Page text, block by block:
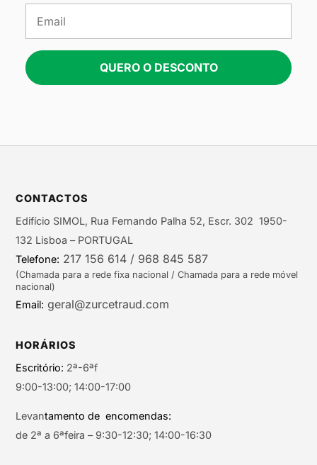
QUERO O DESCONTO
CONTACTOS
Edifício SIMOL, Rua Fernando Palha 52, Escr. 302 1950-
132 Lisboa – PORTUGAL
Telefone: 217 156 614 / 968 845 587
(Chamada para a rede fixa nacional / Chamada para a rede móvel
nacional)
Email: geral@zurcetraud.com
HORÁRIOS
Escritório: 2ª-6ªf
9:00-13:00; 14:00-17:00
Levantamento de encomendas:
de 2ª a 6ªfeira – 9:30-12:30; 14:00-16:30